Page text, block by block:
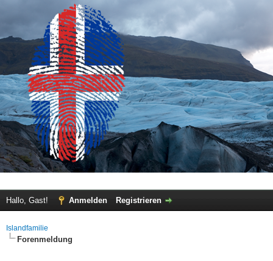
Hallo, Gast! Anmelden Registrieren
Islandfamilie
Forenmeldung